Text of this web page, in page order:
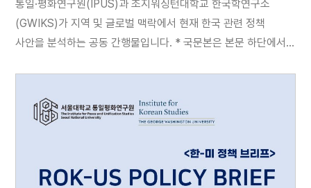
통일·평화연구원(IPUS)과 조지워싱턴대학교 한국학연구소
(GWIKS)가 지역 및 글로벌 맥락에서 현재 한국 관련 정책
사안을 분석하는 공동 간행물입니다. * 국문본은 본문 하단에서